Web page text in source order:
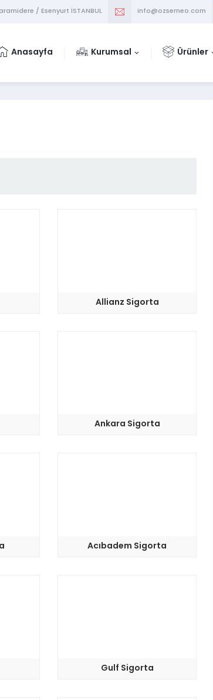
/ Esenyurt İSTANBUL info@ozserneo.com
Anasayfa Kurumsal Ürünler
Allianz Sigorta
Ankara Sigorta
Acıbadem Sigorta
Gulf Sigorta